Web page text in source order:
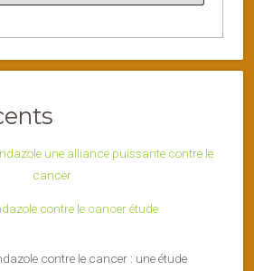
contre le cancer étude
contre le cancer : une étude